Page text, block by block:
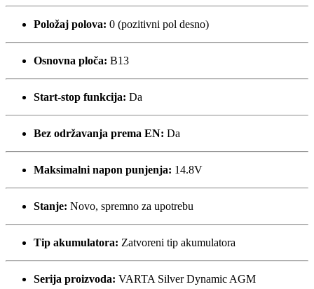
Položaj polova: 0 (pozitivni pol desno)
Osnovna ploča: B13
Start-stop funkcija: Da
Bez održavanja prema EN: Da
Maksimalni napon punjenja: 14.8V
Stanje: Novo, spremno za upotrebu
Tip akumulatora: Zatvoreni tip akumulatora
Serija proizvoda: VARTA Silver Dynamic AGM